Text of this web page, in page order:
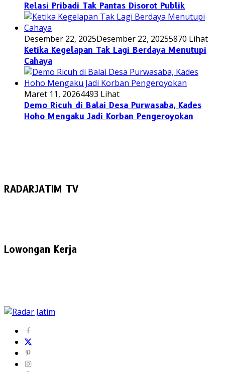
Relasi Pribadi Tak Pantas Disorot Publik
Desember 22, 2025Desember 22, 20255870 Lihat
Ketika Kegelapan Tak Lagi Berdaya Menutupi
Cahaya
Maret 11, 20264493 Lihat
Demo Ricuh di Balai Desa Purwasaba, Kades
Hoho Mengaku Jadi Korban Pengeroyokan
RADARJATIM TV
Lowongan Kerja